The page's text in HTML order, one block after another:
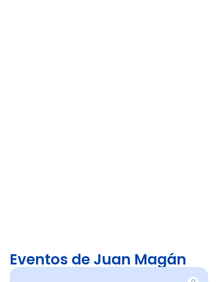
Eventos de Juan Magán